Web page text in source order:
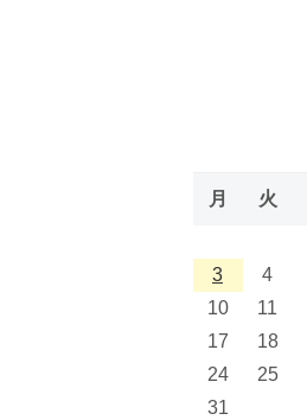
月 火
3
4
10
11
17
18
24
25
31